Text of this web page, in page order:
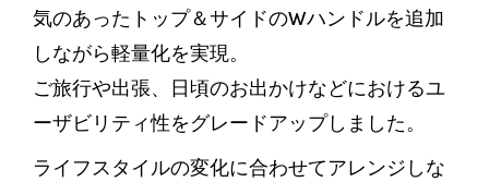
気のあったトップ＆サイドのWハンドルを追加
しながら軽量化を実現。
ご旅行や出張、日頃のお出かけなどにおけるユ
ーザビリティ性をグレードアップしました。
ライフスタイルの変化に合わせてアレンジしな